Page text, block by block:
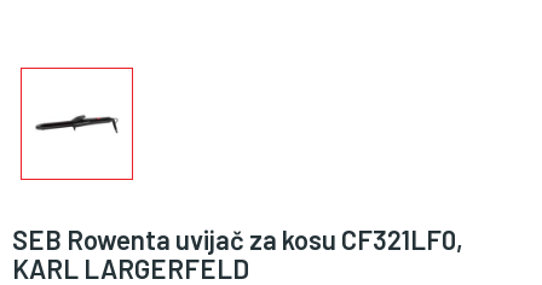
SEB Rowenta uvijač za kosu CF321LF0,
KARL LARGERFELD